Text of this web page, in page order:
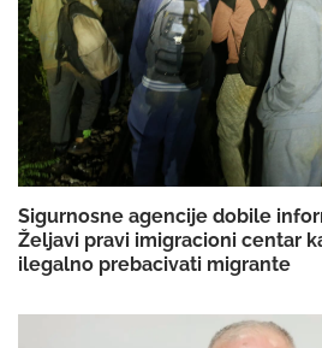
Sigurnosne agencije dobile
Željavi pravi imigracioni centar
ilegalno prebacivati migrante